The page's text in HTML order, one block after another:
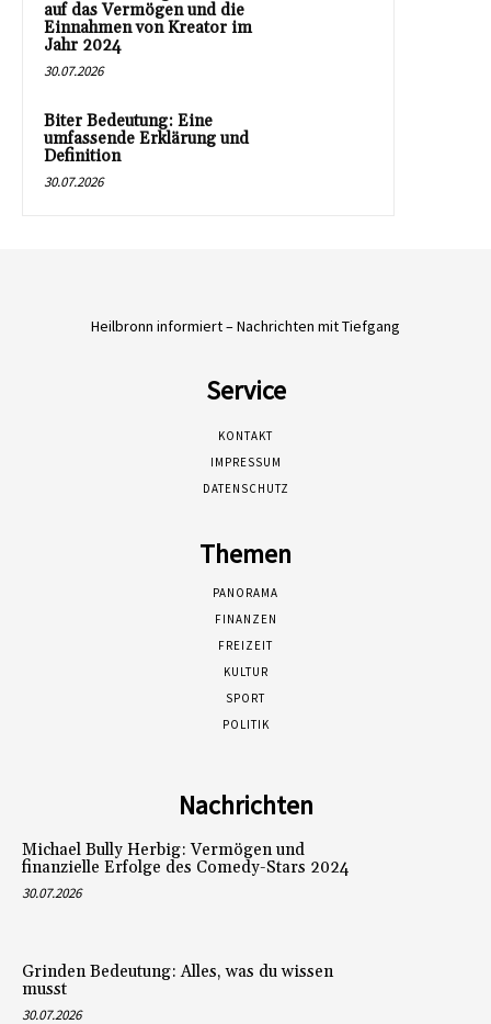
auf das Vermögen und die
Einnahmen von Kreator im
Jahr 2024
30.07.2026
Biter Bedeutung: Eine
umfassende Erklärung und
Definition
30.07.2026
Heilbronn informiert – Nachrichten mit Tiefgang
Service
KONTAKT
IMPRESSUM
DATENSCHUTZ
Themen
PANORAMA
FINANZEN
FREIZEIT
KULTUR
SPORT
POLITIK
Nachrichten
Michael Bully Herbig: Vermögen und
finanzielle Erfolge des Comedy-Stars 2024
30.07.2026
Grinden Bedeutung: Alles, was du wissen
musst
30.07.2026